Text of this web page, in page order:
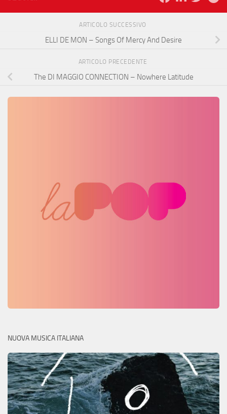
ARTICOLO SUCCESSIVO
ELLI DE MON – Songs Of Mercy And Desire
ARTICOLO PRECEDENTE
The DI MAGGIO CONNECTION – Nowhere Latitude
NUOVA MUSICA ITALIANA